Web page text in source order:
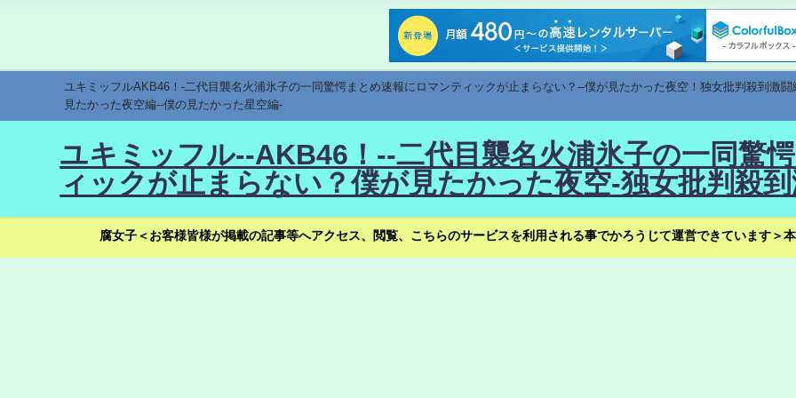
ユキミッフルAKB46！-二代目襲名火浦氷子の一同驚愕まとめ速報にロマンティックが止まらない？--僕が見たかった夜空！独女批判殺到激
見たかった夜空編--僕の見たかった星空編-
ユキミッフル--AKB46！--二代目襲名火浦氷子の一同驚
ィックが止まらない？僕が見たかった夜空-独女批判殺
腐女子＜お客様皆様が掲載の記事等へアクセス、閲覧、こちらのサービスを利用される事でかろうじて運営できています＞